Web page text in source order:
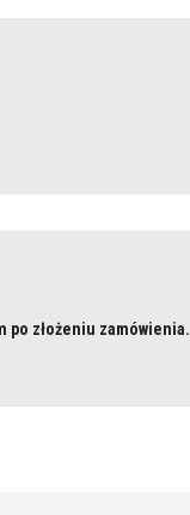
po złożeniu zamówienia.